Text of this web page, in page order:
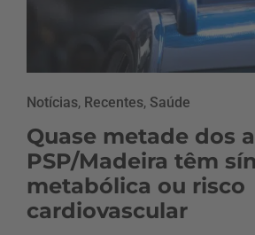
Notícias, Recentes, Saúde
Quase metade dos
PSP/Madeira têm
metabólica ou risco
cardiovascular